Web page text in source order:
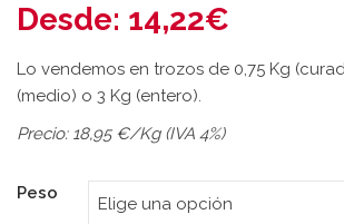
Desde: 14,22€
Lo vendemos en trozos de 0,75 Kg
(medio) o 3 Kg (entero).
Precio: 18,95 €/Kg (IVA 4%)
Peso